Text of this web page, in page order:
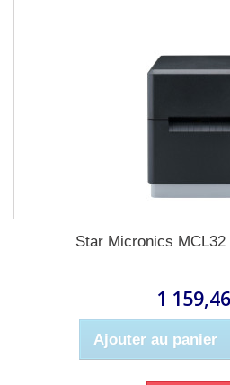
Star Micronics MCL32
1
Ajouter au panier